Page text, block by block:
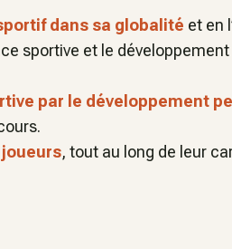
dans sa globalité et en
sportive et le
par le développement
joueurs, tout au long de leur